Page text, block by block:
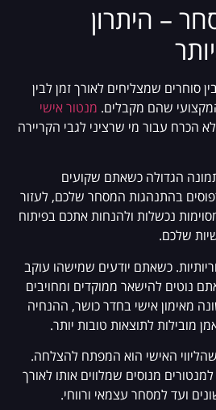
– היתרון
סוחרים שמצליחים לאורך זמן לבין
שהם מקבלים. מנטור אישי
הכרח עבור מי שרציני לגבי הקריירה
הגדולה כשאתם שקועים
בהתנהגות המסחר שלכם, לעזור
נכשלות ולהנחות אתכם בפיתוח
שלכם.
כשאתם יודעים שמישהו עוקב
נוטים להישאר ממוקדים ומחויבים
מאימון אישי בחדר כושר, ההנחיה
מובילות לתוצאות טובות יותר.
האישי הוא המפתח להצלחה.
מנוסים שמלווים אותו לאורך
ועד למסחר עצמאי ורווחי.